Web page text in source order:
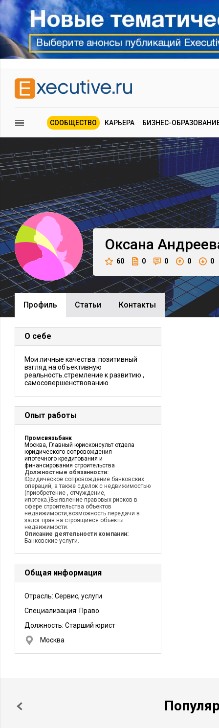
СООБЩЕСТВО КАРЬЕРА БИЗНЕС-
Оксана
60 0 0 0 0
Профиль Cтатьи Контакты
О себе
Мои личные качества: позитивный
взгляд на объективную
реальность.стремление к развитию ,
самосовершенствованию
Опыт работы
Промсвязьбанк
Москва, Главный юрисконсульт отдела
юридического сопровождения
ипотечного кредитования и
финансирования строительства
Должностные обязанности:
Юридическое сопровождение банковских
операций, а также сделок с недвижимостью
(приобретение , отчуждение,
ипотека.)Выявление правовых рисков в
сфере строительства объектов
недвижимости,возможность передачи в
залог прав на строящиеся объекты
недвижимости.
Описание деятельности компании:
Банковские услуги.
Общая информация
Отрасль: Сервис, услуги
Специализация: Право
Должность: Старший юрист
Москва